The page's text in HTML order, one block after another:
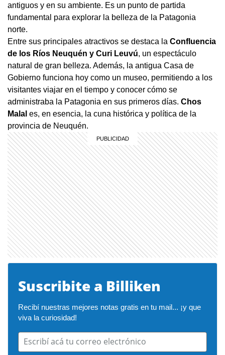
antiguos y en su ambiente. Es un punto de partida
fundamental para explorar la belleza de la Patagonia
norte.
Entre sus principales atractivos se destaca la Confluencia
de los Ríos Neuquén y Curi Leuvú, un espectáculo
natural de gran belleza. Además, la antigua Casa de
Gobierno funciona hoy como un museo, permitiendo a los
visitantes viajar en el tiempo y conocer cómo se
administraba la Patagonia en sus primeros días. Chos
Malal es, en esencia, la cuna histórica y política de la
provincia de Neuquén.
Suscribite a Billiken
Recibí nuestras mejores notas gratis en tu mail... ¡y que
viva la curiosidad!
Escribí acá tu correo electrónico